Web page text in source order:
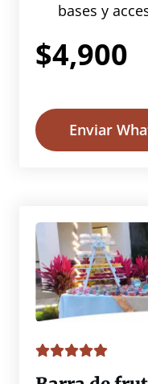
bases y
$4,900
Enviar